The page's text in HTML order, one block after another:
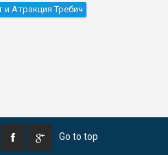
Атракция Требич
Go to top